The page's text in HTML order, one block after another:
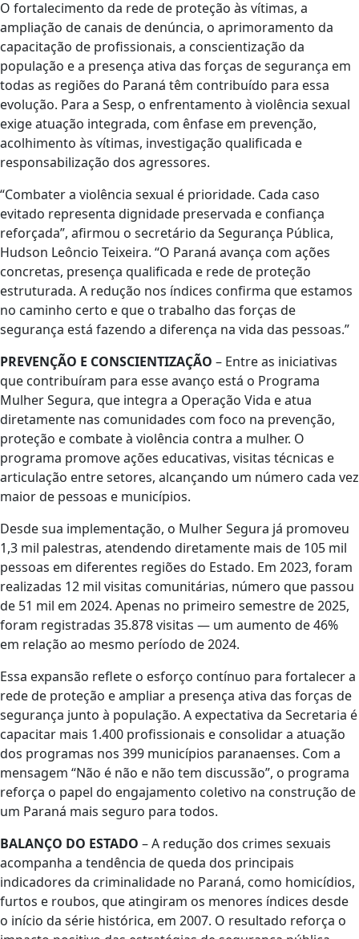
O fortalecimento da rede de proteção às vítimas, a
ampliação de canais de denúncia, o aprimoramento da
capacitação de profissionais, a conscientização da
população e a presença ativa das forças de segurança em
todas as regiões do Paraná têm contribuído para essa
evolução. Para a Sesp, o enfrentamento à violência sexual
exige atuação integrada, com ênfase em prevenção,
acolhimento às vítimas, investigação qualificada e
responsabilização dos agressores.
“Combater a violência sexual é prioridade. Cada caso
evitado representa dignidade preservada e confiança
reforçada”, afirmou o secretário da Segurança Pública,
Hudson Leôncio Teixeira. “O Paraná avança com ações
concretas, presença qualificada e rede de proteção
estruturada. A redução nos índices confirma que estamos
no caminho certo e que o trabalho das forças de
segurança está fazendo a diferença na vida das pessoas.”
PREVENÇÃO E CONSCIENTIZAÇÃO – Entre as iniciativas
que contribuíram para esse avanço está o Programa
Mulher Segura, que integra a Operação Vida e atua
diretamente nas comunidades com foco na prevenção,
proteção e combate à violência contra a mulher. O
programa promove ações educativas, visitas técnicas e
articulação entre setores, alcançando um número cada vez
maior de pessoas e municípios.
Desde sua implementação, o Mulher Segura já promoveu
1,3 mil palestras, atendendo diretamente mais de 105 mil
pessoas em diferentes regiões do Estado. Em 2023, foram
realizadas 12 mil visitas comunitárias, número que passou
de 51 mil em 2024. Apenas no primeiro semestre de 2025,
foram registradas 35.878 visitas — um aumento de 46%
em relação ao mesmo período de 2024.
Essa expansão reflete o esforço contínuo para fortalecer a
rede de proteção e ampliar a presença ativa das forças de
segurança junto à população. A expectativa da Secretaria é
capacitar mais 1.400 profissionais e consolidar a atuação
dos programas nos 399 municípios paranaenses. Com a
mensagem “Não é não e não tem discussão”, o programa
reforça o papel do engajamento coletivo na construção de
um Paraná mais seguro para todos.
BALANÇO DO ESTADO –A redução dos crimes sexuais
acompanha a tendência de queda dos principais
indicadores da criminalidade no Paraná, como homicídios,
furtos e roubos, que atingiram os menores índices desde
o início da série histórica, em 2007. O resultado reforça o